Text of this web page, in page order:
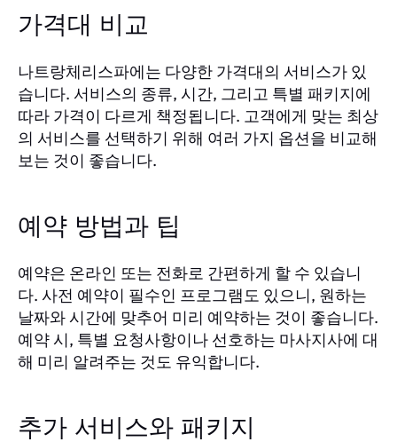
가격대 비교
나트랑체리스파에는 다양한 가격대의 서비스가 있
습니다. 서비스의 종류, 시간, 그리고 특별 패키지에
따라 가격이 다르게 책정됩니다. 고객에게 맞는 최상
의 서비스를 선택하기 위해 여러 가지 옵션을 비교해
보는 것이 좋습니다.
예약 방법과 팁
예약은 온라인 또는 전화로 간편하게 할 수 있습니
다. 사전 예약이 필수인 프로그램도 있으니, 원하는
날짜와 시간에 맞추어 미리 예약하는 것이 좋습니다.
예약 시, 특별 요청사항이나 선호하는 마사지사에 대
해 미리 알려주는 것도 유익합니다.
추가 서비스와 패키지